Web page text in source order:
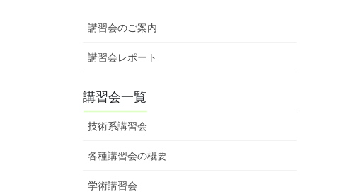
講習会のご案内
講習会レポート
講習会一覧
技術系講習会
各種講習会の概要
学術講習会